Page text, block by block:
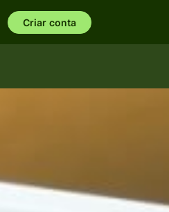
Criar conta